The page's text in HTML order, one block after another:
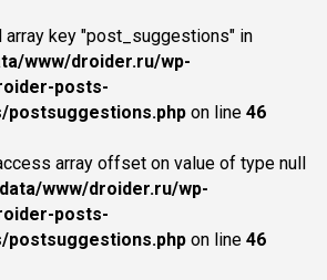
array key "post_suggestions" in
www/droider.ru/wp-
posts-
postsuggestions.php on line 46
array offset on value of type null
www/droider.ru/wp-
posts-
postsuggestions.php on line 46